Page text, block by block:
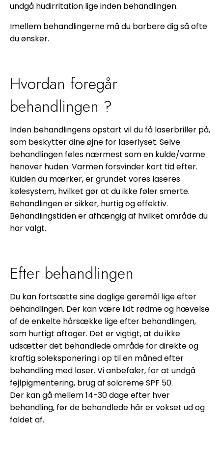
undgå hudirritation lige inden behandlingen.
Imellem behandlingerne må du barbere dig så ofte
du ønsker.
Hvordan foregår
behandlingen ?
Inden behandlingens opstart vil du få laserbriller på,
som beskytter dine øjne for laserlyset. Selve
behandlingen føles nærmest som en kulde/varme
henover huden. Varmen forsvinder kort tid efter.
Kulden du mærker, er grundet vores laseres
kølesystem, hvilket gør at du ikke føler smerte.
Behandlingen er sikker, hurtig og effektiv.
Behandlingstiden er afhængig af hvilket område du
har valgt.
Efter behandlingen
Du kan fortsætte sine daglige gøremål lige efter
behandlingen. Der kan være lidt rødme og hævelse
af de enkelte hårsække lige efter behandlingen,
som hurtigt aftager. Det er vigtigt, at du ikke
udsætter det behandlede område for direkte og
kraftig soleksponering i op til en måned efter
behandling med laser. Vi anbefaler, for at undgå
fejlpigmentering, brug af solcreme SPF 50.
Der kan gå mellem 14-30 dage efter hver
behandling, før de behandlede hår er vokset ud og
faldet af.